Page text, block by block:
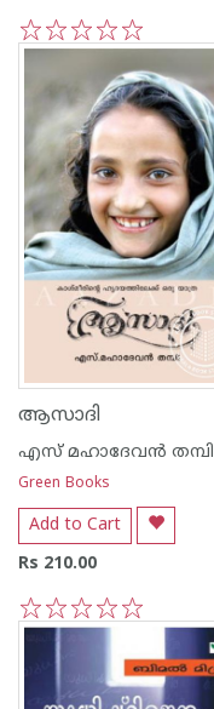
5
4
3
2
1
ആസാദി
എസ് മഹാദേവന്‍ തമ്പി
Green Books
Add to Cart
Rs 210.00
4
3
2
1